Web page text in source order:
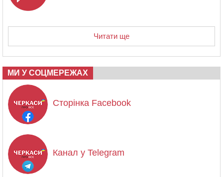
Читати ще
МИ У СОЦМЕРЕЖАХ
Сторінка Facebook
Канал у Telegram